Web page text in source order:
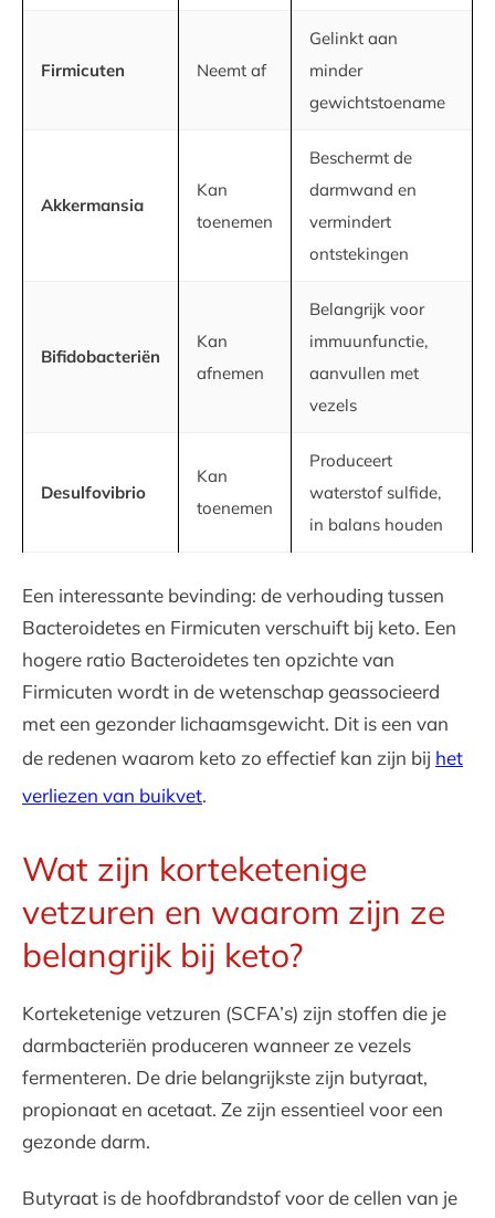
Firmicuten Neemt af
Gelinkt aan
minder
gewichtstoename
Akkermansia
Kan
toenemen
Beschermt de
darmwand en
vermindert
ontstekingen
Bifidobacteriën
Kan
afnemen
Belangrijk voor
immuunfunctie,
aanvullen met
vezels
Desulfovibrio
Kan
toenemen
Produceert
waterstof sulfide,
in balans houden
Een interessante bevinding: de verhouding tussen
Bacteroidetes en Firmicuten verschuift bij keto. Een
hogere ratio Bacteroidetes ten opzichte van
Firmicuten wordt in de wetenschap geassocieerd
met een gezonder lichaamsgewicht. Dit is een van
de redenen waarom keto zo effectief kan zijn bij het
verliezen van buikvet.
Wat zijn korteketenige
vetzuren en waarom zijn ze
belangrijk bij keto?
Korteketenige vetzuren (SCFA’s) zijn stoffen die je
darmbacteriën produceren wanneer ze vezels
fermenteren. De drie belangrijkste zijn butyraat,
propionaat en acetaat. Ze zijn essentieel voor een
gezonde darm.
Butyraat is de hoofdbrandstof voor de cellen van je